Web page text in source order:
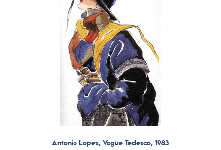
Antonio Lopez, Vogue Tedesco, 1983